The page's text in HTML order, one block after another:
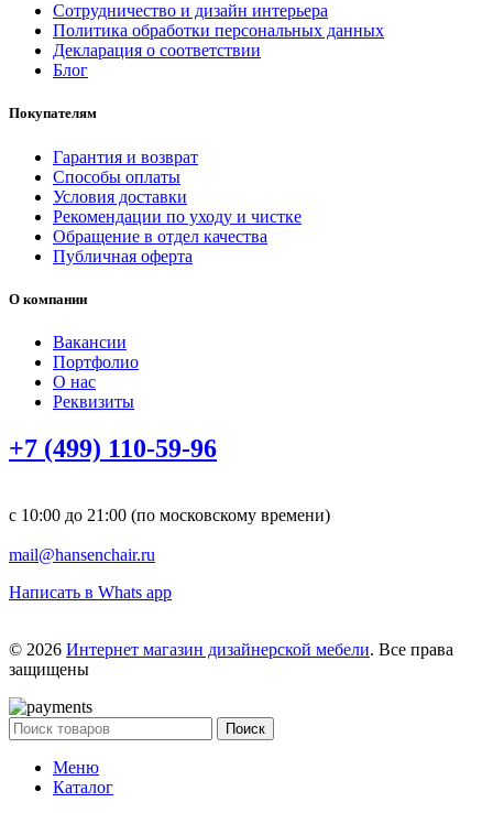
Сотрудничество и дизайн интерьера
Политика обработки персональных данных
Декларация о соответствии
Блог
Покупателям
Гарантия и возврат
Способы оплаты
Условия доставки
Рекомендации по уходу и чистке
Обращение в отдел качества
Публичная оферта
О компании
Вакансии
Портфолио
О нас
Реквизиты
+7 (499) 110-59-96
с 10:00 до 21:00 (по московскому времени)
mail@hansenchair.ru
Написать в Whats app
© 2026 Интернет магазин дизайнерской мебели. Все права
защищены
Поиск
Меню
Каталог